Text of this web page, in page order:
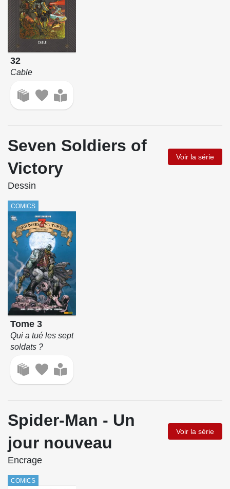
32
Cable
Seven Soldiers of
Victory
Voir la série
Dessin
COMICS
Tome 3
Qui a tué les sept
soldats ?
Spider-Man - Un
jour nouveau
Voir la série
Encrage
COMICS